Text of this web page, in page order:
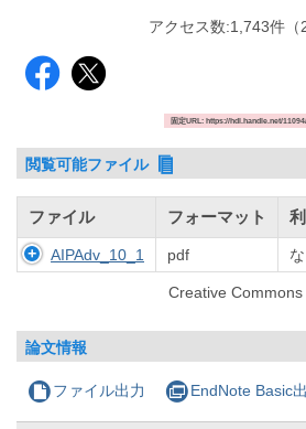
アクセス数:1,743件 （
固定URL: https://hdl.handle.net/
閲覧可能ファイル
ファイル フォーマット
AIPAdv_10_1 pdf
Creative Commons
論文情報
ファイル出力 EndNote Basic